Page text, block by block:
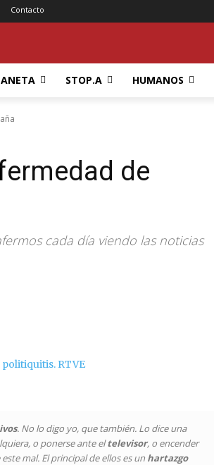
Contacto
STOP.A HUMANOS
de
cada día viendo las noticias
. No lo digo yo, que también. Lo dice una
o ponerse ante eltelevisor, o encender
mal. El principal de ellos es un hartazgo